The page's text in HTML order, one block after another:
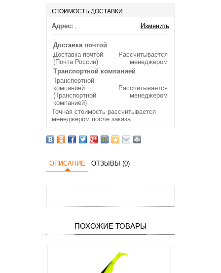
СТОИМОСТЬ ДОСТАВКИ
Адрес: , Изменить
Доставка почтой
Доставка почтой
(Почта России)
Рассчитывается
менеджером
Транспортной компанией
Транспортной
компанией
(Транспортной
компанией)
Рассчитывается
менеджером
Точная стоимость рассчитывается
менеджером после заказа
ОПИСАНИЕ ОТЗЫВЫ (0)
ПОХОЖИЕ ТОВАРЫ